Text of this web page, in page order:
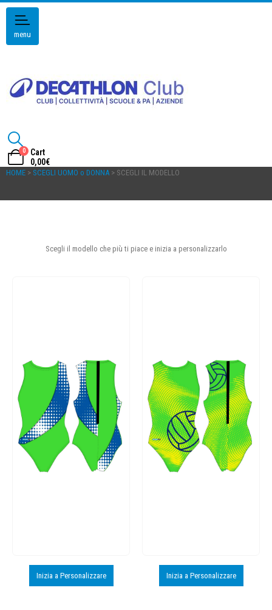
menu
0
Cart
0,00€
HOME > SCEGLI UOMO o DONNA > SCEGLI IL MODELLO
Scegli il modello che più ti piace e inizia a personalizzarlo
Inizia a Personalizzare Inizia a Personalizzare